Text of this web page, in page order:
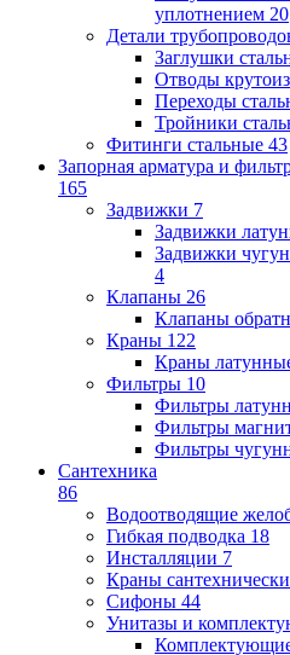
уплотнением 20
Детали
Заглушки
Отводы
Переходы
Тройники
Фитинги стальные 43
Запорная арматура и
165
Задвижки 7
Задвижки
Задвижки
4
Клапаны 26
Клапаны
Краны 122
Краны
Фильтры 10
Фильтры
Фильтры
Фильтры
Сантехника
86
Водоотводящие
Гибкая подводка 18
Инсталляции 7
Краны
Сифоны 44
Унитазы и